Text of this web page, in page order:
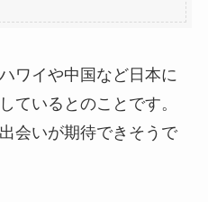
ワイや中国など日本に
ているとのことです。
会いが期待できそうで